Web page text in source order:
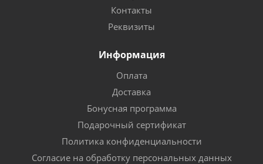
Контакты
Реквизиты
Информация
Оплата
Доставка
Бонусная программа
Подарочный сертификат
Политика конфиденциальности
Согласие на обработку персональных данных